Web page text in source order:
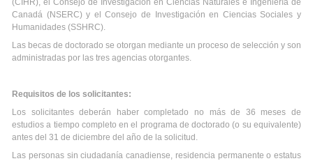
(CIHR), el Consejo de Investigación en Ciencias Naturales e Ingeniería de
Canadá (NSERC) y el Consejo de Investigación en Ciencias Sociales y
Humanidades (SSHRC).
Las becas de doctorado se otorgan mediante un proceso de selección y son
administradas por las tres agencias otorgantes.
Requisitos de los solicitantes:
Los solicitantes deberán haber completado no más de 36 meses de
estudios a tiempo completo en el programa de doctorado (o su equivalente)
antes del 31 de diciembre del año de la solicitud.
Las personas sin ciudadanía canadiense, residencia permanente o estatus